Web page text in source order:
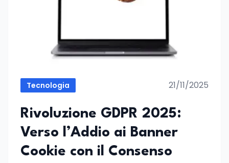
Tecnologia 21/11/2025
Rivoluzione GDPR 2025:
Verso l’Addio ai Banner
Cookie con il Consenso